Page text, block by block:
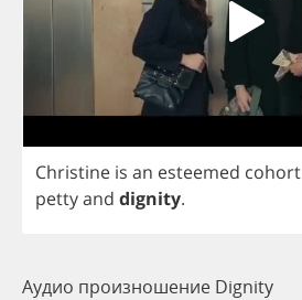
Christine is an esteemed cohort
pettyand dignity.
Аудио произношение Dignity